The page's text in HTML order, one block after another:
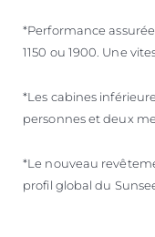
*Performance
1150 ou 1900. Une
*Les cabines
personnes et deux
*Le nouveau
profil global du